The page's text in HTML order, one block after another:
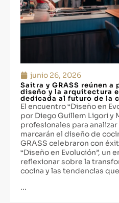
junio 26, 2026
Saitra y GRASS reúnen
diseño y la arquitectura
dedicada al futuro de la
El encuentro “Diseño en
por Diego Guillem Ligori y
profesionales para
marcarán el diseño de
GRASS celebraron con
“Diseño en Evolución”, un
reflexionar sobre la
cocina y las tendencias
...